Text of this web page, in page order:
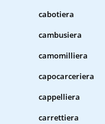
cabotiera
cambusiera
camomilliera
capocarceriera
cappelliera
carrettiera